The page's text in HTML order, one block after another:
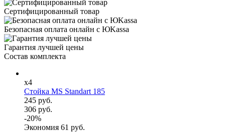
Сертифицированный товар
Безопасная оплата онлайн с ЮKassa
Гарантия лучшей цены
Состав комплекта
x4
Стойка MS Standart 185
245 руб.
306 руб.
-20%
Экономия 61 руб.